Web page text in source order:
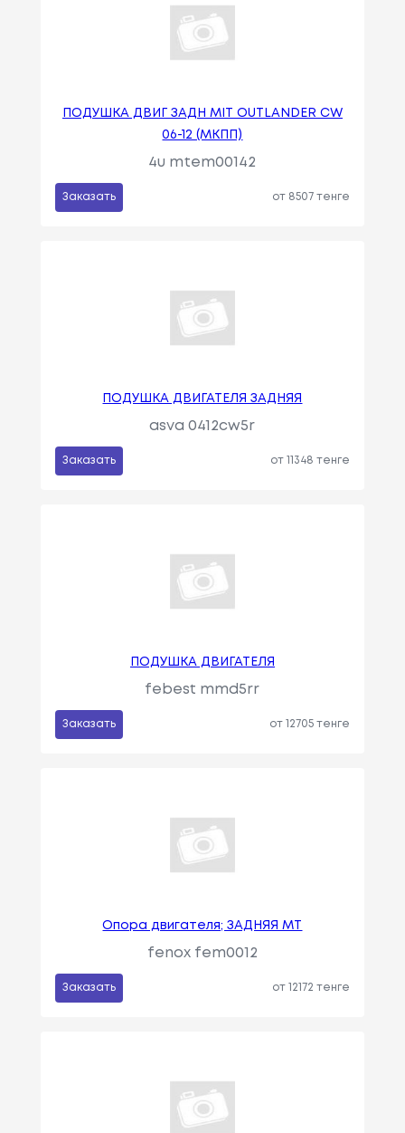
ПОДУШКА ДВИГ ЗАДН MIT OUTLANDER CW
06-12 (МКПП)
4u mtem00142
Заказать от 8507 тенге
ПОДУШКА ДВИГАТЕЛЯ ЗАДНЯЯ
asva 0412cw5r
Заказать от 11348 тенге
ПОДУШКА ДВИГАТЕЛЯ
febest mmd5rr
Заказать от 12705 тенге
Опора двигателя; ЗАДНЯЯ MT
fenox fem0012
Заказать от 12172 тенге